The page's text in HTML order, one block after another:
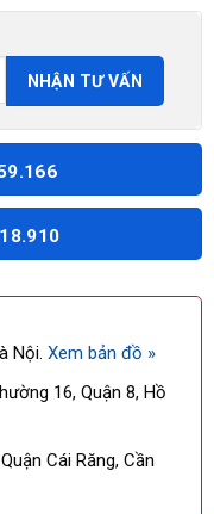
Nội.Xem bản đồ »
16, Quận 8, Hồ
Cái Răng, Cần